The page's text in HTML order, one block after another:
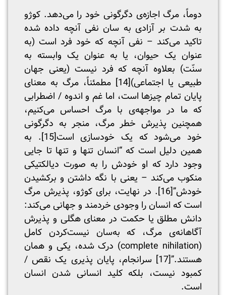
دوماً، مرگ اجازه‌ی دگرگونی خود را می‌دهد. کوژو
به شدت بر آزادی به سان نفی آنچه داده شده
تاکید می‌کند – نفی آنچه که خود فرد است (به
عنوان یک حیوان، یا به عنوان یک وابسته به
سنّت) بعلاوه آنچه که فرد نیست (یعنی جهان
طبیعی یا اجتماعی)[14]
مطمئناً، مرگ به معنای
پایان تمام چیزها است، اما غم و اندوه / اضطرابی
که ما در مواجهه‌ی با مرگ احساس می‌کنیم،
همچنین پذیرش خطر مرگ، منجر به دگرگونی
خود می‌شود که یک خودسازی است[15]
. به
همین دلیل است که “انسان تنها و تنها تا جایی
وجود دارد که او خودش را به صورت دیالکتیکی
منکوب می‌کند – یعنی با نگه داشتن و برکشیدن
خودش”[16]
. در نهایت، برای کوژو، پذیرش مرگ
است که انسان را وجودی خردمند و جهانی می‌کند:
دانش مطلق یا حکمت در معنای هگلی و پذیرش
آگاهانه‌ی مرگ، که به‌سان نیست‌کردن کامل
(complete nihilation) درک شده، یکی و همان
هستند.”[17]
سرانجام، پایان پذیری یک نقص /
کمبود نیست، بلکه کلید انسانی شدن انسان
است.